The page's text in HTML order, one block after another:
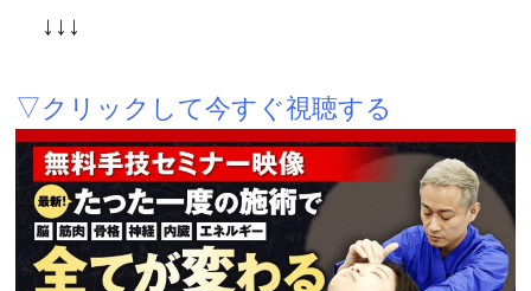
↓↓↓
▽クリックして今すぐ視聴する